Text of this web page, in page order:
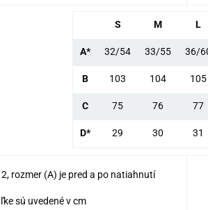
S M L
A* 32/54 33/55 36/
B 103 104 105
C 75 76 77
D* 29 30 31
rozmer (A) je pred a po natiahnutí
sú uvedené v cm